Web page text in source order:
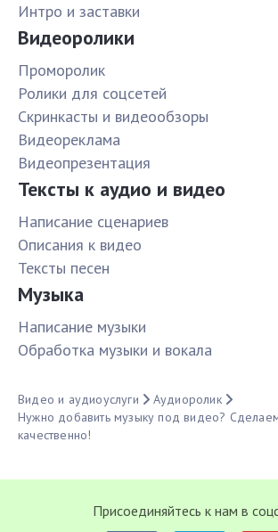
Интро и заставки
Видеоролики
Проморолик
Ролики для соцсетей
Скринкасты и видеообзоры
Видеореклама
Видеопрезентация
Тексты к аудио и видео
Написание сценариев
Описания к видео
Тексты песен
Музыка
Написание музыки
Обработка музыки и вокала
Видео и аудиоуслуги
Аудиоролик
Нужно добавить музыку под видео?
качественно!
Присоединяйтесь к нам в